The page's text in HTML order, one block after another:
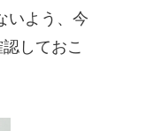
いよう、今
しておこ